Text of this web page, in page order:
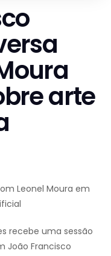
arte
Leonel Moura em
recebe uma sessão
João Francisco